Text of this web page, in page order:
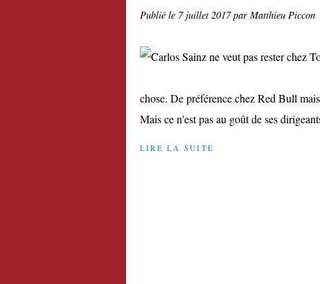
Publié le 7 juillet 2017par Matthieu Piccon
chose. De préférence chez Red Bull
Mais ce n'est pas au goût de ses
LIRE LA SUITE